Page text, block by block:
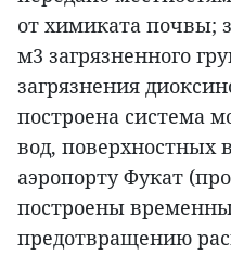
от химиката почвы;
м3 загрязненного
загрязнения
построена система
вод, поверхностных
аэропорту Фукат
построены
предотвращению